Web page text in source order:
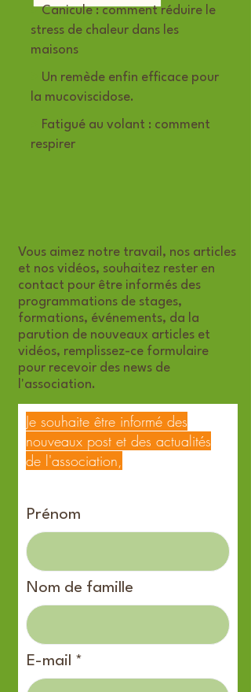
> Canicule : comment réduire le
stress de chaleur dans les
maisons
Fatigué au volant : comment
respirer
Un remède enfin efficace pour
la mucoviscidose.
Vous aimez notre travail, nos articles
et nos vidéos, souhaitez rester en
contact pour être informés des
programmations de stages,
formations, événements, da la
parution de nouveaux articles et
vidéos, remplissez-ce formulaire
pour recevoir des news de
l'association.
Je souhaite être informé des
nouveaux post et des actualités
de l'association,
Prénom
Nom de famille
E-mail